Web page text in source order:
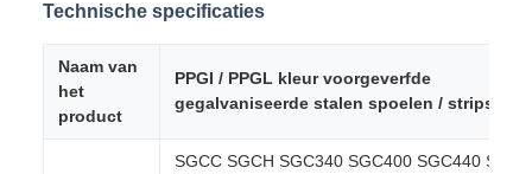
Technische specificaties
Naam van
het
product
PPGI / PPGL kleur voorgeverfde
gegalvaniseerde stalen spoelen / strips
SGCC SGCH SGC340 SGC400 SGC440